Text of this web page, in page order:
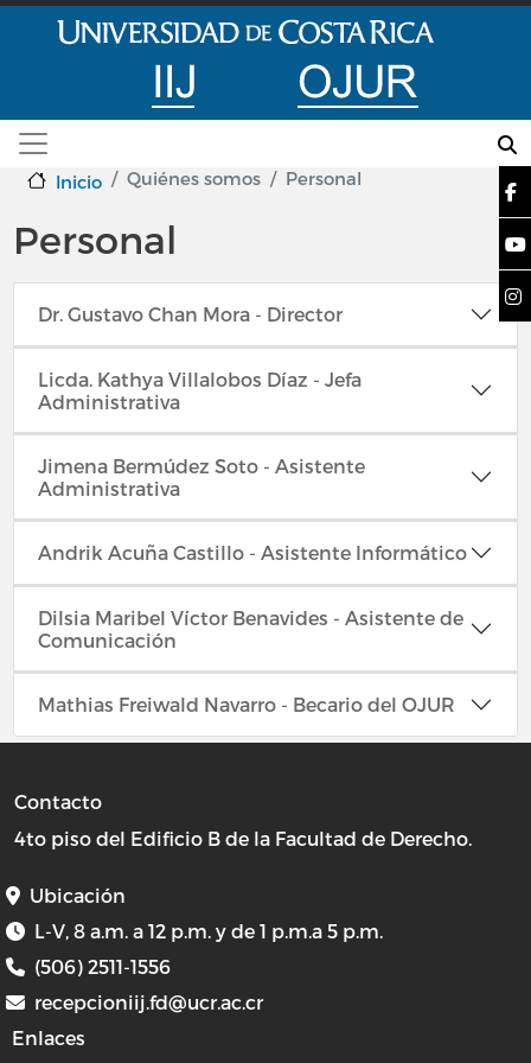
Pasar al contenido principal
Inicio Quiénes somos Personal
Personal
Dr. Gustavo Chan Mora - Director
Licda. Kathya Villalobos Díaz - Jefa
Administrativa
Jimena Bermúdez Soto - Asistente
Administrativa
Andrik Acuña Castillo - Asistente Informático
Dilsia Maribel Víctor Benavides - Asistente de
Comunicación
Mathias Freiwald Navarro - Becario del OJUR
Contacto
4to piso del Edificio B de la Facultad de Derecho.
Ubicación
L-V, 8 a.m. a 12 p.m. y de 1 p.m.a 5 p.m.
(506) 2511-1556
recepcioniij.fd@ucr.ac.cr
Enlaces